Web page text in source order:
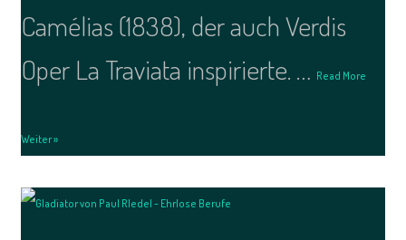
Camélias (1838), der auch Verdis
Oper La Traviata inspirierte. … Read More
Weiter »